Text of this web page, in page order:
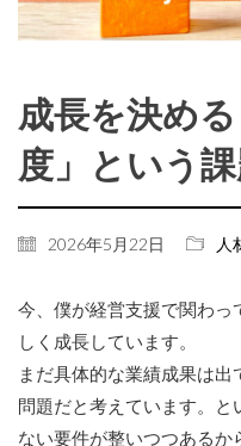
成長を決め
度」という
2026年5月22日 人
今、僕が経営支援で関わっ
しく成長しています。
まだ具体的な業績成果は
問題だと考えています。
ない要件が整いつつあるか